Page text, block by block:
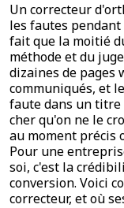
Un correcteur
les fautes
fait que la moitié
méthode et du
dizaines de pages
communiqués, et
faute dans un titre
cher qu'on ne le
au moment précis
Pour une
soi, c'est la
conversion. Voici
correcteur, et où